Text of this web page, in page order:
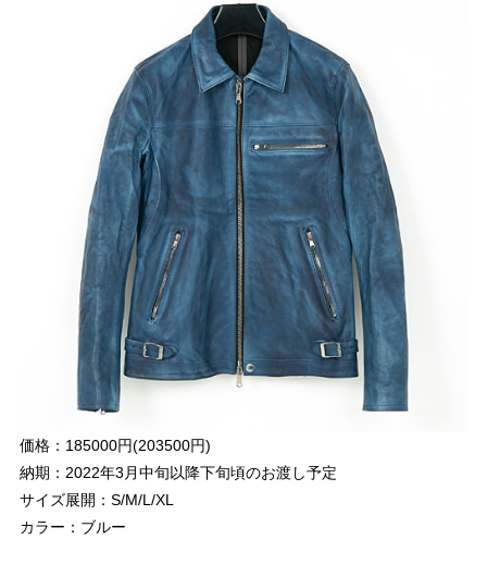
価格：185000円(203500円)
納期：2022年3月中旬以降下旬頃のお渡し予定
サイズ展開：S/M/L/XL
カラー：ブルー